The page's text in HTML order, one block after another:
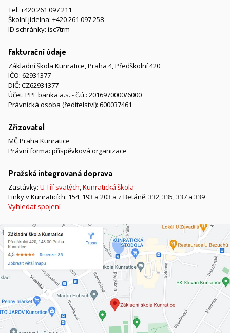
Tel: +420 261 097 211
Školní jídelna: +420 261 097 258
ID schránky: isc7trm
Fakturační údaje
Základní škola Kunratice, Praha 4, Předškolní 420
IČO: 62931377
DIČ: CZ62931377
Účet: PPF banka a.s. - č.ú.: 2016970000/6000
Právnická osoba (ředitelství): 600037461
Zřizovatel
MČ Praha Kunratice
Právní forma: příspěvková organizace
Pražská integrovaná doprava
Zastávky: U Tří svatých,Kunratická škola
Linky v Kunraticích: 154, 193 a 203 a z Betáně: 332, 335, 337 a 339
Vyhledat spojení